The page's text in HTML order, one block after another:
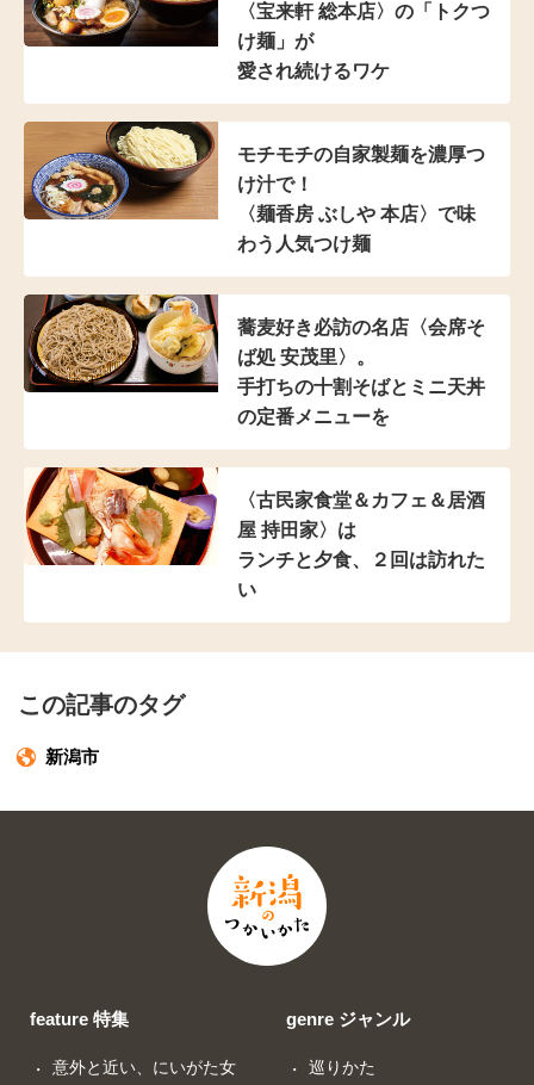
〈宝来軒 総本店〉の 「トクつ
け麺」が
愛され続けるワケ
モチモチの自家製麺を濃厚つ
け汁で！
〈麺香房 ぶしや 本店〉 で味
わう人気つけ麺
蕎麦好き必訪の名店 〈会席そ
ば処 安茂里〉。
手打ちの十割そばと ミニ天丼
の定番メニューを
〈古民家食堂＆カフェ ＆居酒
屋 持田家〉は
ランチと夕食、２回は訪れた
い
この記事のタグ
新潟市
feature 特集
意外と近い、にいがた女
genre ジャンル
巡りかた